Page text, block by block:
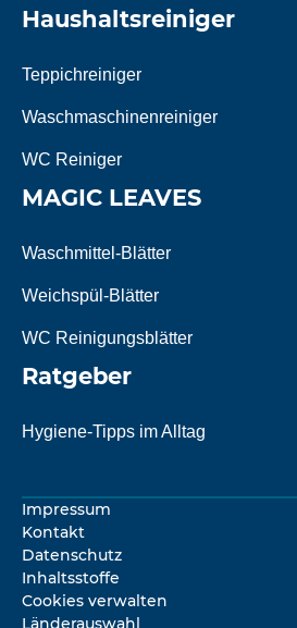
Haushaltsreiniger
Teppichreiniger
Waschmaschinenreiniger
WC Reiniger
MAGIC LEAVES
Waschmittel-Blätter
Weichspül-Blätter
WC Reinigungsblätter
Ratgeber
Hygiene-Tipps im Alltag
Impressum
Kontakt
Datenschutz
Inhaltsstoffe
Cookies verwalten
Länderauswahl